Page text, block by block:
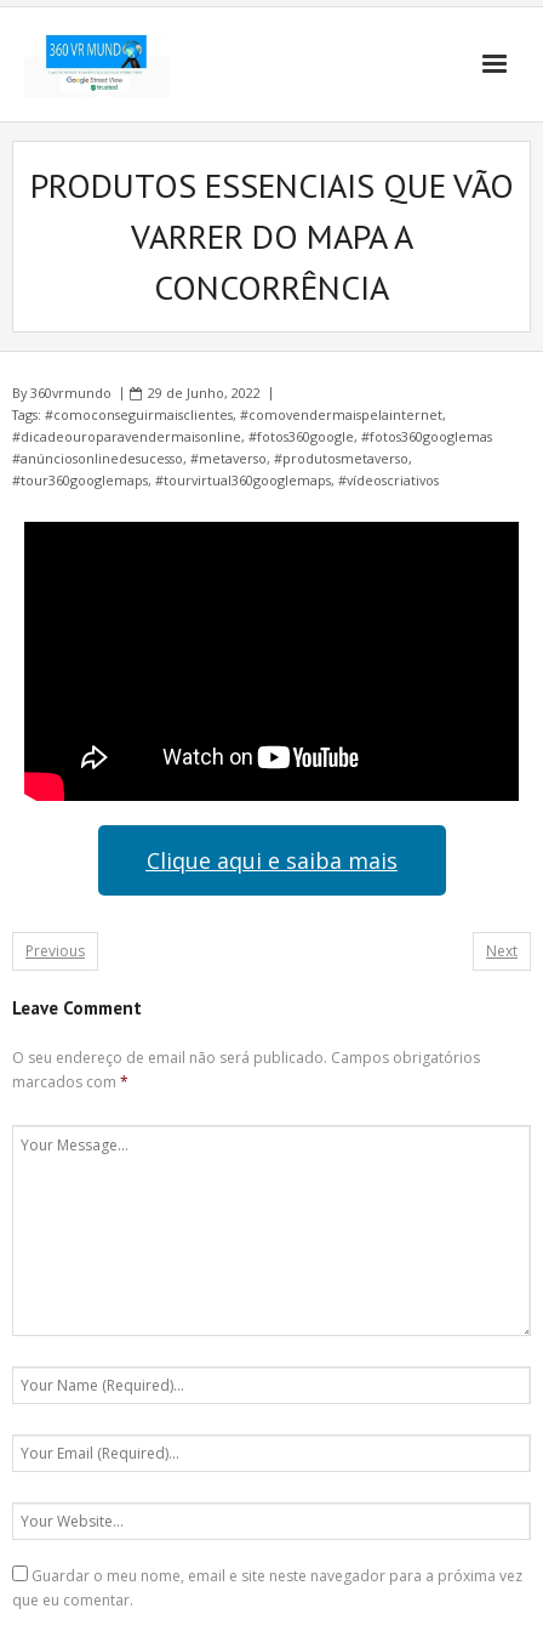
PRODUTOS ESSENCIAIS QUE VÃO
VARRER DO MAPA A
CONCORRÊNCIA
By360vrmundo
29 de Junho, 2022
Tags: #comoconseguirmaisclientes, #comovendermaispelainternet,
#dicadeouroparavendermaisonline, #fotos360google, #fotos360googlemas
#anúnciosonlinedesucesso, #metaverso, #produtosmetaverso,
#tour360googlemaps, #tourvirtual360googlemaps, #vídeoscriativos
Clique aqui e saiba mais
Previous Next
Leave Comment
O seu endereço de email não será publicado. Campos obrigatórios
marcados com *
Guardar o meu nome, email e site neste navegador para a próxima vez
que eu comentar.